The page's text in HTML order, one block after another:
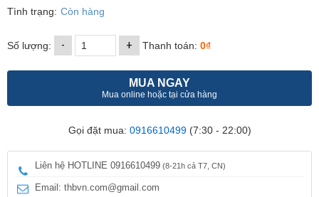
Tình trạng: Còn hàng
Số lượng: - + Thanh toán: 0₫
MUA NGAY
Mua online hoặc tại cửa hàng
Gọi đặt mua: 0916610499(7:30 - 22:00)
Liên hệ HOTLINE 0916610499 (8-21h cả T7, CN)
Email: thbvn.com@gmail.com